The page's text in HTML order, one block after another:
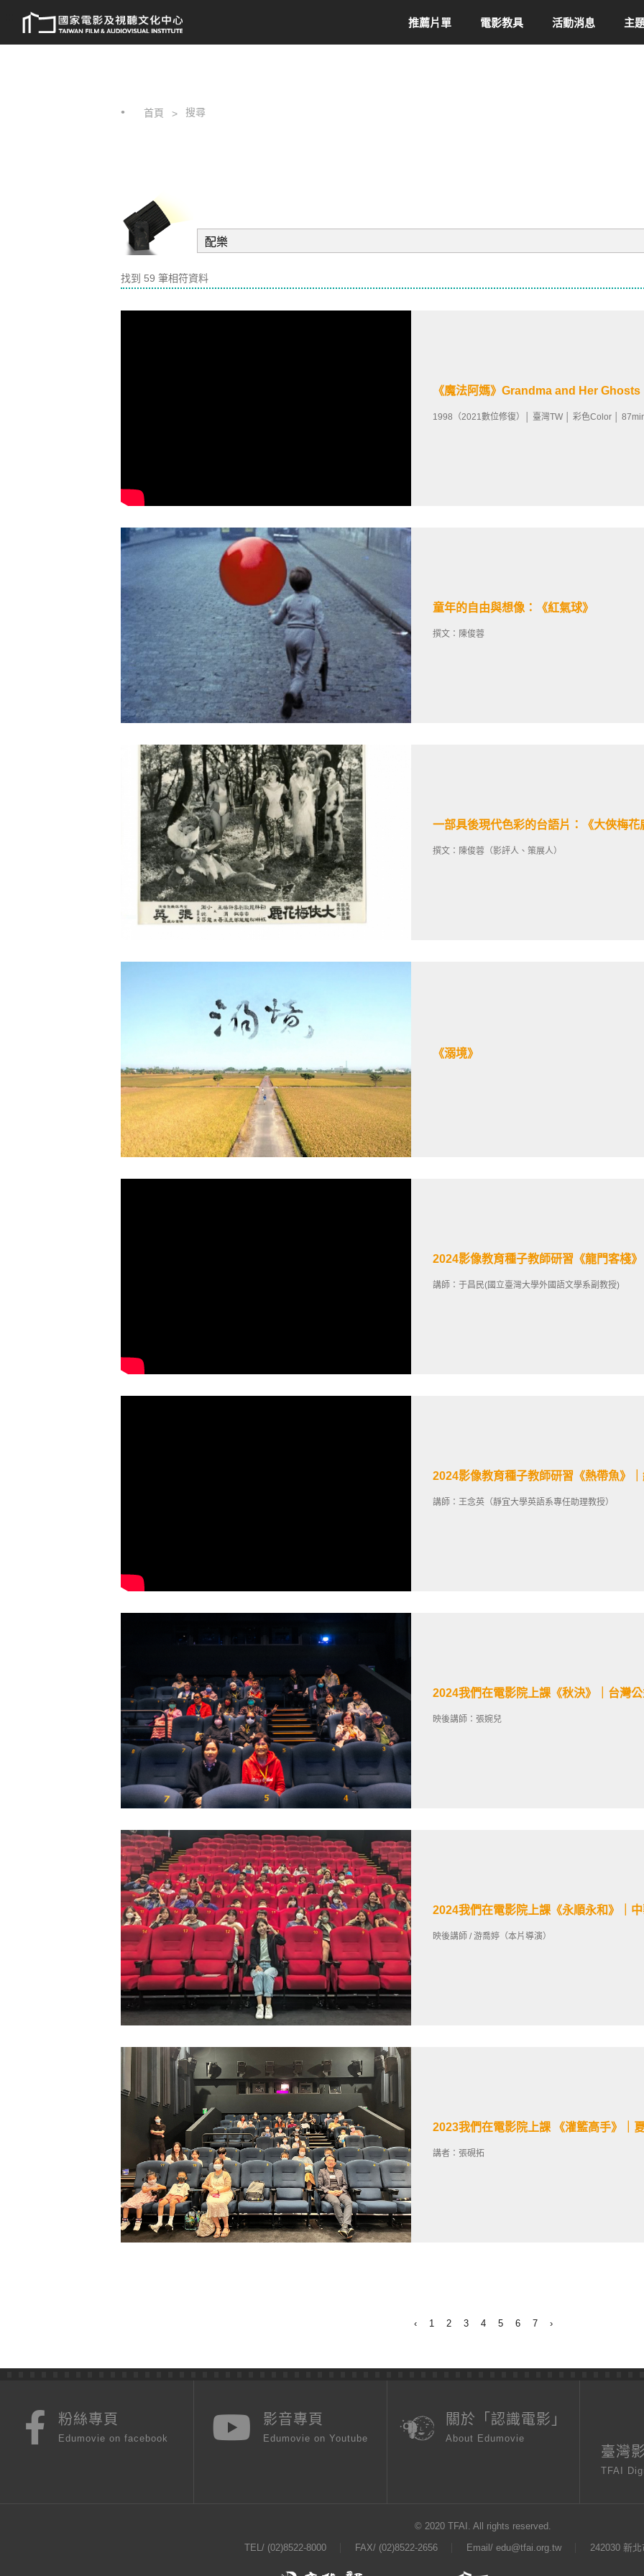
推薦片單 電影教具 活動消息 主
首頁 搜尋
找到 59 筆相符資料
《魔法阿媽》Grandma and Her Ghosts
1998（2021數位修復）│ 臺灣TW │ 彩色Color │
童年的自由與想像：《紅氣球》
撰文：陳俊蓉
一部具後現代色彩的台語片：《大俠梅花
撰文：陳俊蓉（影評人、策展人）
《溺境》
2024影像教育種子教師研習《龍門客棧
講師：于昌民(國立臺灣大學外國語文學系副教授)
2024影像教育種子教師研習《熱帶魚》
講師：王念英（靜宜大學英語系專任助理教授）
2024我們在電影院上課《秋決》｜台灣
映後講師：張婉兒
2024我們在電影院上課《永順永和》｜
映後講師 / 游喬婷（本片導演）
2023我們在電影院上課 《灌籃高手》｜
講者：張硯拓
‹ 1 2 3 4 5 6 7 ›
粉絲專頁
Edumovie on facebook
影音專頁
Edumovie on Youtube
關於「認識電影」
About Edumovie
臺灣
TFAI
© 2020 TFAI. All rights reserved.
TEL/ (02)8522-8000 FAX/ (02)8522-2656 Email/ edu@tfai.org.tw 242030 新